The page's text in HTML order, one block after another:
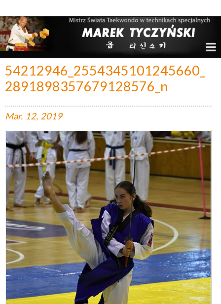
54212946_2554345101245660_
2891898357679128576_n
Mar. 12, 2019